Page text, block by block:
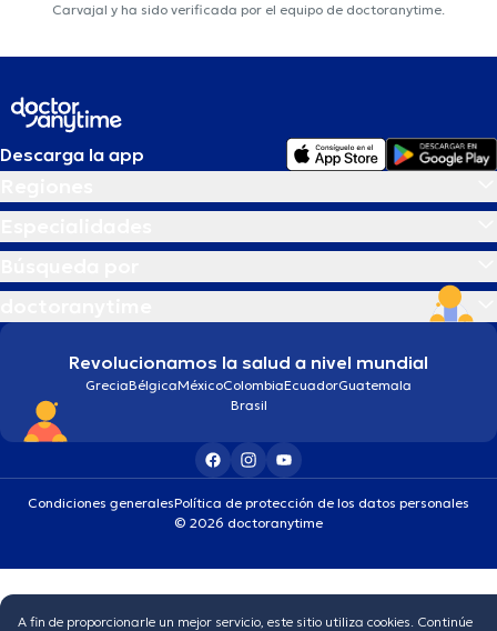
Carvajal y ha sido verificada por el equipo de doctoranytime.
Descarga la app
Revolucionamos la salud a nivel mundial
GreciaBélgicaMéxicoColombiaEcuadorGuatemala
Brasil
Condiciones generalesPolítica de protección de los datos personales
© 2026 doctoranytime
A fin de proporcionarle un mejor servicio, este sitio utiliza cookies. Continúe